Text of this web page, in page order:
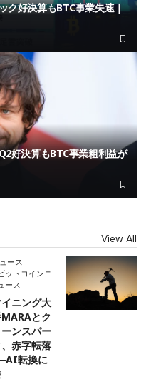
ク好決算もBTC事業失速｜
好決算もBTC事業粗利益が
View All
ース
ットコインニ
ース
ニング大
とク
ーンスパー
赤字転落
転換に